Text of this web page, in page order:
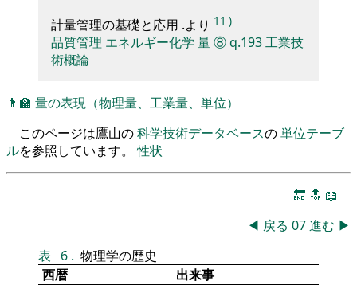
計量管理の基礎と応用 .より 11 )
品質管理 エネルギー化学 量⑧q.193工業技
術概論
👨‍🏫 量の表現（物理量、工業量、単位）
このページは鷹山の科学技術データベースの単位テーブ
ルを参照しています。性状
🔚 🔝 📖
◀ 戻る 07進む ▶
表
6 . 物理学の歴史
西暦
出来事